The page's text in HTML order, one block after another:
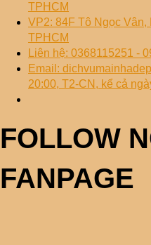
TPHCM
VP2: 84F Tô Ngọc
TPHCM
Liên hệ: 0368115251 -
Email:
20:00, T2-CN, kể cả
FOLLOW
FANPAGE